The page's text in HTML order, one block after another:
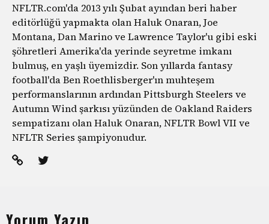
NFLTR.com'da 2013 yılı Şubat ayından beri haber
editörlüğü yapmakta olan Haluk Onaran, Joe
Montana, Dan Marino ve Lawrence Taylor'u gibi eski
şöhretleri Amerika'da yerinde seyretme imkanı
bulmuş, en yaşlı üyemizdir. Son yıllarda fantasy
football'da Ben Roethlisberger'ın muhteşem
performanslarının ardından Pittsburgh Steelers ve
Autumn Wind şarkısı yüzünden de Oakland Raiders
sempatizanı olan Haluk Onaran, NFLTR Bowl VII ve
NFLTR Series şampiyonudur.
Yorum Yazın